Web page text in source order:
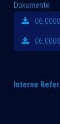
Dokumente
Interne